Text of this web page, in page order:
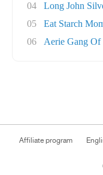
04
Long John
05
Eat Starch
06
Aerie Gang Of
Affiliate program